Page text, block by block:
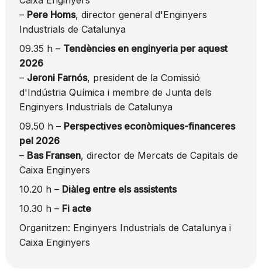
– Pere Homs, director general d'Enginyers
Industrials de Catalunya
09.35 h – Tendències en enginyeria per aquest
2026
– Jeroni Farnós, president de la Comissió
d'Indústria Química i membre de Junta dels
Enginyers Industrials de Catalunya
09.50 h – Perspectives econòmiques-financeres
pel 2026
– Bas Fransen, director de Mercats de Capitals de
Caixa Enginyers
10.20 h – Diàleg entre els assistents
10.30 h – Fi acte
Organitzen: Enginyers Industrials de Catalunya i
Caixa Enginyers